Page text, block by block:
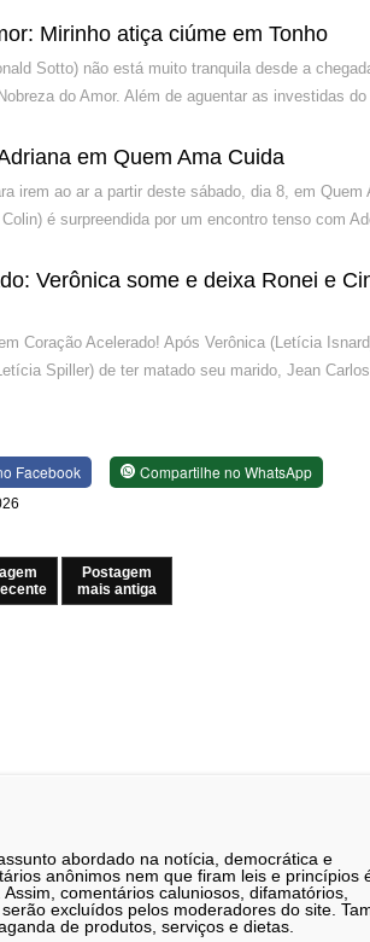
Mirinho atiça ciúme em Tonho
Sotto) não está muito tranquila desde a
do Amor. Além de aguentar as investidas
em Quem Ama Cuida
irem ao ar a partir deste sábado, dia 8, em Quem
é surpreendida por um encontro tenso com
Verônica some e deixa Ronei e
Coração Acelerado! Após Verônica (Letícia
Spiller) de ter matado seu marido, Jean
Facebook Compartilhe no WhatsApp
Postagem
mais antiga
abordado na notícia, democrática e
anônimos nem que firam leis e princípios
comentários caluniosos, difamatórios,
excluídos pelos moderadores do site.
de produtos, serviços e dietas.